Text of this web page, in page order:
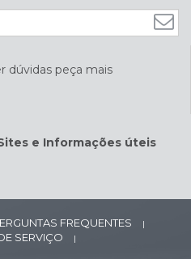
dúvidas peça mais
e Informações úteis
FREQUENTES |
SERVIÇO |